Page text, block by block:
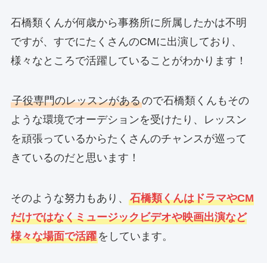
石橋類くんが何歳から事務所に所属したかは不明
ですが、すでにたくさんのCMに出演しており、
様々なところで活躍していることがわかります！
子役専門のレッスンがあるので石橋類くんもその
ような環境でオーデションを受けたり、レッスン
を頑張っているからたくさんのチャンスが巡って
きているのだと思います！
そのような努力もあり、 石橋類くんはドラマやCM
だけではなくミュージックビデオや映画出演など
様々な場面で活躍をしています。